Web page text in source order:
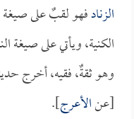
الزنادفهو لقبٌ على صيغة
الكنية، ويأتي على صيغة
وهو ثقةٌ، فقيه، أخرج
[عنالأعرج].